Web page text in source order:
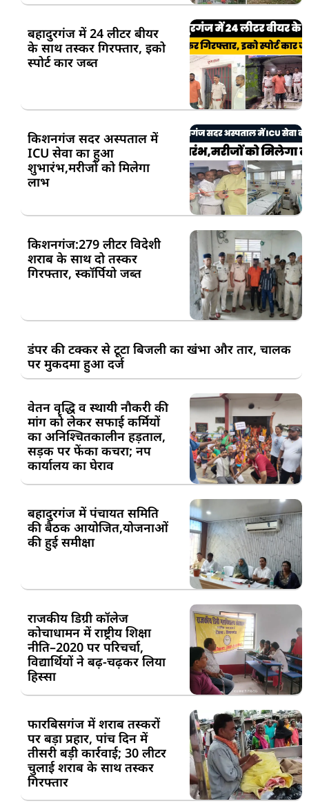
बहादुरगंज में 24 लीटर बीयर
के साथ तस्कर गिरफ्तार, इको
स्पोर्ट कार जब्त
किशनगंज सदर अस्पताल में
ICU सेवा का हुआ
शुभारंभ,मरीजों को मिलेगा
लाभ
किशनगंज:279 लीटर विदेशी
शराब के साथ दो तस्कर
गिरफ्तार, स्कॉर्पियो जब्त
डंपर की टक्कर से टूटा बिजली का खंभा और तार, चालक
पर मुकदमा हुआ दर्ज
वेतन वृद्धि व स्थायी नौकरी की
मांग को लेकर सफाई कर्मियों
का अनिश्चितकालीन हड़ताल,
सड़क पर फेंका कचरा; नप
कार्यालय का घेराव
बहादुरगंज में पंचायत समिति
की बैठक आयोजित,योजनाओं
की हुई समीक्षा
राजकीय डिग्री कॉलेज
कोचाधामन में राष्ट्रीय शिक्षा
नीति–2020 पर परिचर्चा,
विद्यार्थियों ने बढ़-चढ़कर लिया
हिस्सा
फारबिसगंज में शराब तस्करों
पर बड़ा प्रहार, पांच दिन में
तीसरी बड़ी कार्रवाई; 30 लीटर
चुलाई शराब के साथ तस्कर
गिरफ्तार